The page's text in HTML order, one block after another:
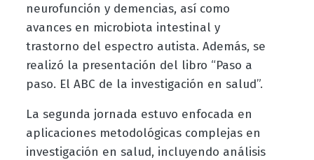
neurofunción y demencias, así como
avances en microbiota intestinal y
trastorno del espectro autista. Además, se
realizó la presentación del libro “Paso a
paso. El ABC de la investigación en salud”.
La segunda jornada estuvo enfocada en
aplicaciones metodológicas complejas en
investigación en salud, incluyendo análisis